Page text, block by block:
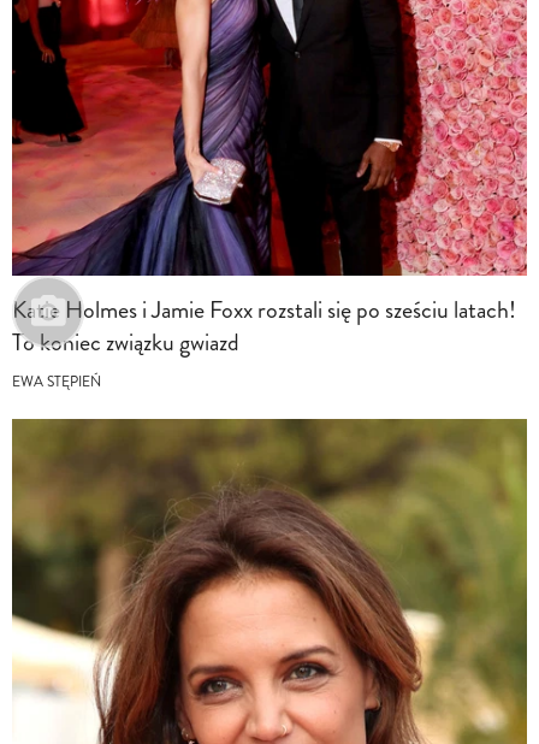
Katie Holmes i Jamie Foxx rozstali się po sześciu latach!
To koniec związku gwiazd
EWA STĘPIEŃ